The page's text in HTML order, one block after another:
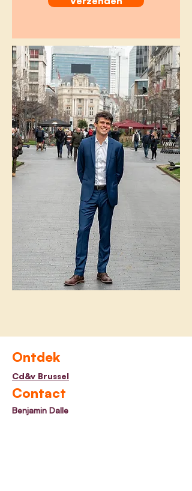
Ontdek
Cd&v Brussel
Contact
Benjamin Dalle